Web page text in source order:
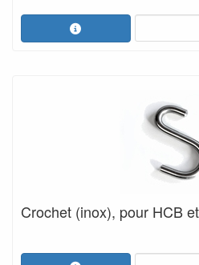
Crochet (inox), pour HCB